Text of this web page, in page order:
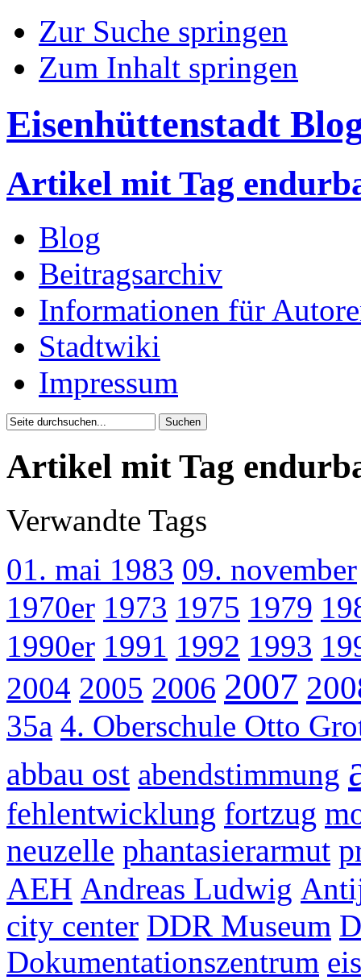
Zur Suche springen
Zum Inhalt springen
Eisenhüttenstadt
Artikel mit Tag
Blog
Beitragsarchiv
Informationen für
Stadtwiki
Impressum
Artikel mit Tag
Verwandte Tags
01. mai 1983 09. november
1970er 1973 1975 1979
1990er 1991 1992 1993
2004 2005 2006 2007
35a 4. Oberschule Otto
abbau ost abendstimmung
fehlentwicklung fortzug
neuzelle phantasierarmut
AEH Andreas Ludwig
city center DDR Museum
Dokumentationszentrum